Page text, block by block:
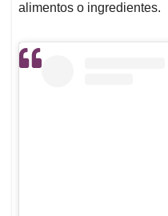
alimentos o ingredientes.